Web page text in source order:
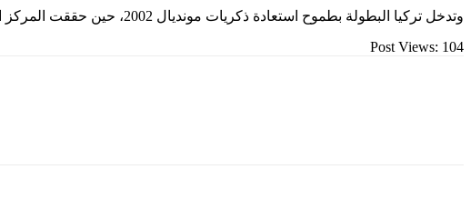
وتدخل تركيا البطولة بطموح استعادة ذكريات مونديال 2002، حين حققت المركز الثالث، مع جيل جديد يجمع بين المواهب الشابة والخبرة الأوروبية.
Post Views: 104